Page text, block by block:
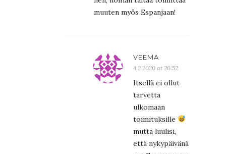
muuten myös Espanjaan!
VEEMA
4.2.2020 at 20:52
Itsellä ei ollut
tarvetta
ulkomaan
toimituksille
mutta luulisi,
että nykypäivänä